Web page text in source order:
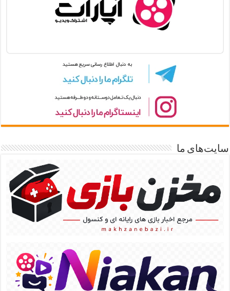
سایت‌های ما